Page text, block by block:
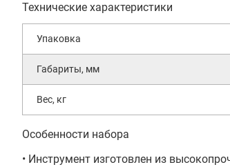
Технические характеристики
Упаковка
Габариты, мм
Вес, кг
Особенности набора
• Инструмент изготовлен из